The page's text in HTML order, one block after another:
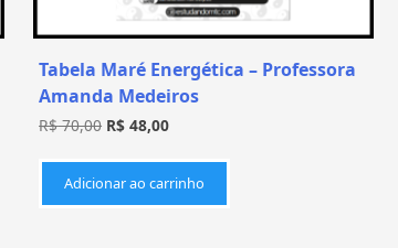
Tabela Maré Energética – Professora
Amanda Medeiros
R$70,00 R$ 48,00
Adicionar ao carrinho